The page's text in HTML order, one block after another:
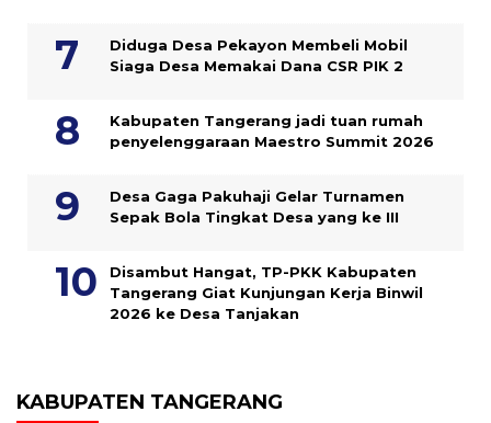
Diduga Desa Pekayon Membeli Mobil
Siaga Desa Memakai Dana CSR PIK 2
Kabupaten Tangerang jadi tuan rumah
penyelenggaraan Maestro Summit 2026
Desa Gaga Pakuhaji Gelar Turnamen
Sepak Bola Tingkat Desa yang ke III
Disambut Hangat, TP-PKK Kabupaten
Tangerang Giat Kunjungan Kerja Binwil
2026 ke Desa Tanjakan
KABUPATEN TANGERANG